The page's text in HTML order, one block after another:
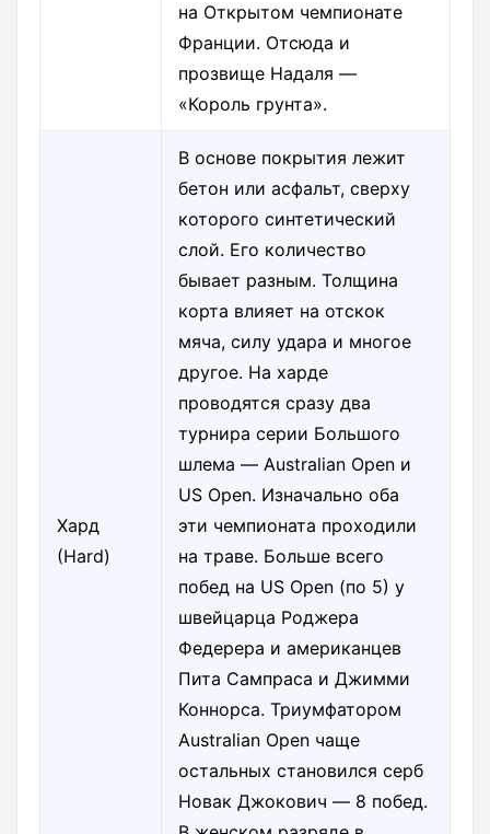
на Открытом чемпионате
Франции. Отсюда и
прозвище Надаля —
«Король грунта».
Хард
(Hard)
В основе покрытия лежит
бетон или асфальт, сверху
которого синтетический
слой. Его количество
бывает разным. Толщина
корта влияет на отскок
мяча, силу удара и многое
другое. На харде
проводятся сразу два
турнира серии Большого
шлема — Australian Open и
US Open. Изначально оба
эти чемпионата проходили
на траве. Больше всего
побед на US Open (по 5) у
швейцарца Роджера
Федерера и американцев
Пита Сампраса и Джимми
Коннорса. Триумфатором
Australian Open чаще
остальных становился серб
Новак Джокович — 8 побед.